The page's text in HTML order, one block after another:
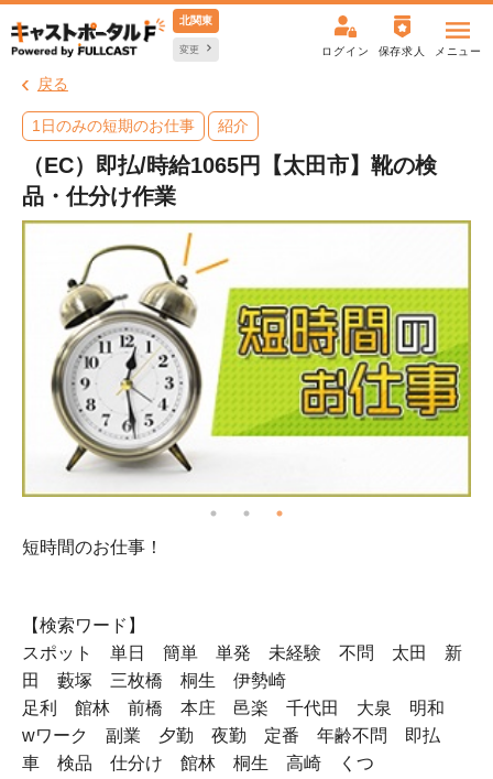
北関東
変更 ログイン 保存求人 メニュー
戻る
1日のみの短期のお仕事 紹介
（EC）即払/時給1065円【太田市】靴の検
品・仕分け作業
短時間のお仕事！
【検索ワード】
スポット 単日 簡単 単発 未経験 不問 太田 新
田 藪塚 三枚橋 桐生 伊勢崎
足利 館林 前橋 本庄 邑楽 千代田 大泉 明和
wワーク 副業 夕勤 夜勤 定番 年齢不問 即払
車 検品 仕分け 館林 桐生 高崎 くつ